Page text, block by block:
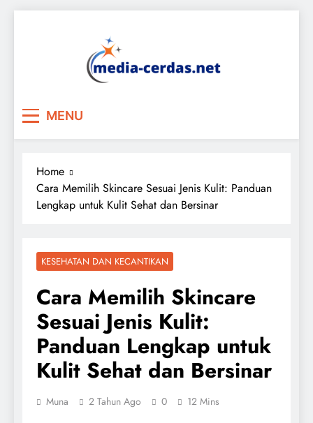
MENU
Home
Cara Memilih Skincare Sesuai Jenis Kulit: Panduan
Lengkap untuk Kulit Sehat dan Bersinar
KESEHATAN DAN KECANTIKAN
Cara Memilih Skincare
Sesuai Jenis Kulit:
Panduan Lengkap untuk
Kulit Sehat dan Bersinar
Muna 2 Tahun Ago 0 12 Mins